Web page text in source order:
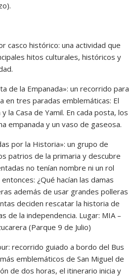
casco histórico: una actividad que
hitos culturales, históricos y
de la Empanada»: un recorrido para
en tres paradas emblemáticas: El
la Casa de Yamil. En cada posta, los
empanada y un vaso de gaseosa.
por la Historia»: un grupo de
patrios de la primaria y descubre
no tenían nombre ni un rol
¿Qué hacían las damas
además de usar grandes polleras
deciden rescatar la historia de
de la independencia. Lugar: MIA –
(Parque 9 de Julio)
recorrido guiado a bordo del Bus
emblemáticos de San Miguel de
de dos horas, el itinerario inicia y